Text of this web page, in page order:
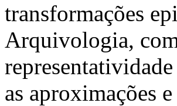
transformações
Arquivologia,
as aproximações